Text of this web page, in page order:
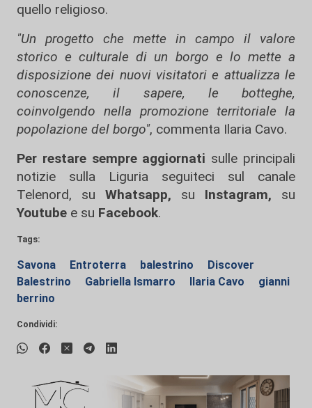
quello religioso.
"Un progetto che mette in campo il valore
storico e culturale di un borgo e lo mette a
disposizione dei nuovi visitatori e attualizza le
conoscenze, il sapere, le botteghe,
coinvolgendo nella promozione territoriale la
popolazione del borgo", commenta Ilaria Cavo.
Per restare sempre aggiornati sulle principali
notizie sulla Liguria seguiteci sul canale
Telenord, su
Whatsapp, su Instagram, su
Youtube e su Facebook.
Tags:
Savona Entroterra balestrino
Discover
Balestrino
Gabriella Ismarro Ilaria Cavo
gianni
berrino
Condividi: